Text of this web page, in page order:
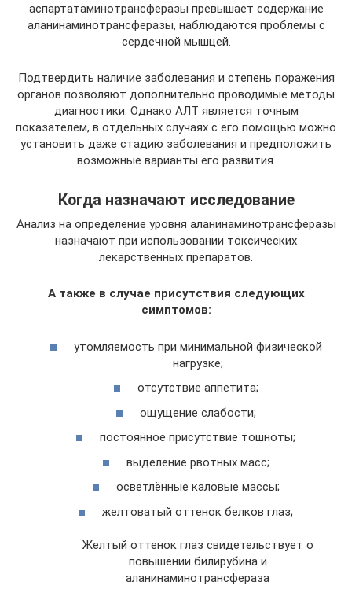
аспартатаминотрансферазы превышает содержание
аланинаминотрансферазы, наблюдаются проблемы с
сердечной мышцей.
Подтвердить наличие заболевания и степень поражения
органов позволяют дополнительно проводимые методы
диагностики. Однако АЛТ является точным
показателем, в отдельных случаях с его помощью можно
установить даже стадию заболевания и предположить
возможные варианты его развития.
Когда назначают исследование
Анализ на определение уровня аланинаминотрансферазы
назначают при использовании токсических
лекарственных препаратов.
А также в случае присутствия следующих
симптомов:
утомляемость при минимальной физической
нагрузке;
отсутствие аппетита;
ощущение слабости;
постоянное присутствие тошноты;
выделение рвотных масс;
осветлённые каловые массы;
желтоватый оттенок белков глаз;
Желтый оттенок глаз свидетельствует о
повышении билирубина и
аланинаминотрансфераза